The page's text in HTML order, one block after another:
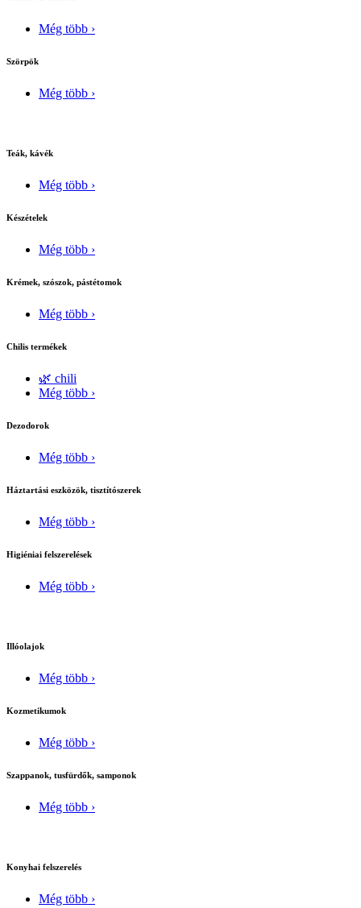
Még több ›
Szörpök
Még több ›
Teák, kávék
Még több ›
Készételek
Még több ›
Krémek, szószok, pástétomok
Még több ›
Chilis termékek
🌿 chili
Még több ›
Dezodorok
Még több ›
Háztartási eszközök, tisztítószerek
Még több ›
Higiéniai felszerelések
Még több ›
Illóolajok
Még több ›
Kozmetikumok
Még több ›
Szappanok, tusfürdők, samponok
Még több ›
Konyhai felszerelés
Még több ›